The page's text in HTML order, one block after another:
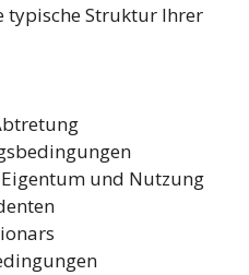
typische Struktur Ihrer
und Nutzung